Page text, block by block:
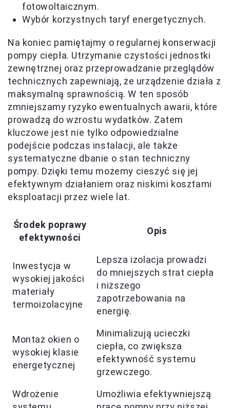
fotowoltaicznym.
Wybór korzystnych taryf energetycznych.
Na koniec pamiętajmy o regularnej konserwacji
pompy ciepła. Utrzymanie czystości jednostki
zewnętrznej oraz przeprowadzanie przeglądów
technicznych zapewniają, że urządzenie działa z
maksymalną sprawnością. W ten sposób
zmniejszamy ryzyko ewentualnych awarii, które
prowadzą do wzrostu wydatków. Zatem
kluczowe jest nie tylko odpowiedzialne
podejście podczas instalacji, ale także
systematyczne dbanie o stan techniczny
pompy. Dzięki temu możemy cieszyć się jej
efektywnym działaniem oraz niskimi kosztami
eksploatacji przez wiele lat.
Środek poprawy
efektywności
Opis
Inwestycja w
wysokiej jakości
materiały
termoizolacyjne
Lepsza izolacja prowadzi
do mniejszych strat ciepła
i niższego
zapotrzebowania na
energię.
Montaż okien o
wysokiej klasie
energetycznej
Minimalizują ucieczki
ciepła, co zwiększa
efektywność systemu
grzewczego.
Wdrożenie
Umożliwia efektywniejszą